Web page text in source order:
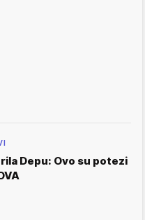
Depu: Ovo su potezi